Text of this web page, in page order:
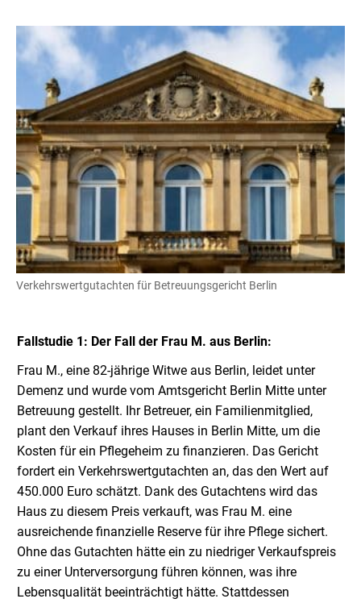
Verkehrswertgutachten für Betreuungsgericht Berlin
Fallstudie 1: Der Fall der Frau M. aus Berlin:
Frau M., eine 82-jährige Witwe aus Berlin, leidet unter
Demenz und wurde vom Amtsgericht Berlin Mitte unter
Betreuung gestellt. Ihr Betreuer, ein Familienmitglied,
plant den Verkauf ihres Hauses in Berlin Mitte, um die
Kosten für ein Pflegeheim zu finanzieren. Das Gericht
fordert ein Verkehrswertgutachten an, das den Wert auf
450.000 Euro schätzt. Dank des Gutachtens wird das
Haus zu diesem Preis verkauft, was Frau M. eine
ausreichende finanzielle Reserve für ihre Pflege sichert.
Ohne das Gutachten hätte ein zu niedriger Verkaufspreis
zu einer Unterversorgung führen können, was ihre
Lebensqualität beeinträchtigt hätte. Stattdessen